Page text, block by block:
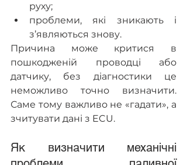
руху;
проблеми, які зникають і
з’являються знову.
Причина може критися в
пошкодженій проводці або
датчику, без діагностики це
неможливо точно визначити.
Саме тому важливо не «гадати», а
зчитувати дані з ECU.
Як визначити механічні